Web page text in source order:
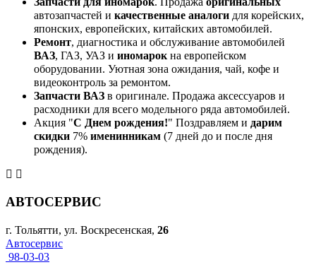
автозапчастей и качественные аналоги для корейских,
японских, европейских, китайских автомобилей.
Ремонт, диагностика и обслуживание автомобилей
ВАЗ, ГАЗ, УАЗ и иномарокна европейском
оборудовании. Уютная зона ожидания, чай, кофе и
видеоконтроль за ремонтом.
Запчасти ВАЗ в оригинале. Продажа аксессуаров и
расходники для всего модельного ряда автомобилей.
Акция "С Днем рождения!" Поздравляем и дарим
скидки 7% именинникам (7 дней до и после дня
рождения).
АВТОСЕРВИС
г. Тольятти, ул. Воскресенская, 26
Автосервис
98-03-03